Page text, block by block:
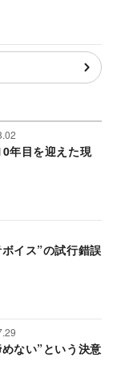
年目を迎えた現
イス”の試行錯誤
ない”という決意